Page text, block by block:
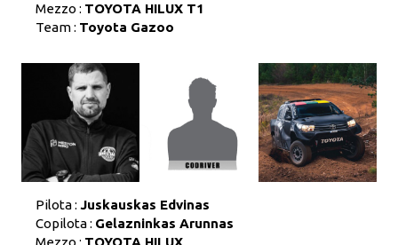
Mezzo : TOYOTA HILUX T1
Team : Toyota Gazoo
Pilota : Juskauskas Edvinas
Copilota : Gelazninkas Arunnas
Mezzo : TOYOTA HILUX